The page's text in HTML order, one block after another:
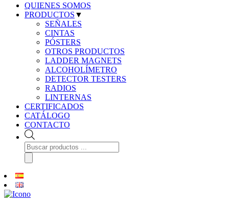
QUIENES SOMOS
PRODUCTOS ▼
SEÑALES
CINTAS
PÓSTERS
OTROS PRODUCTOS
LADDER MAGNETS
ALCOHOLÍMETRO
DETECTOR TESTERS
RADIOS
LINTERNAS
CERTIFICADOS
CATÁLOGO
CONTACTO
Búsqueda
de
productos